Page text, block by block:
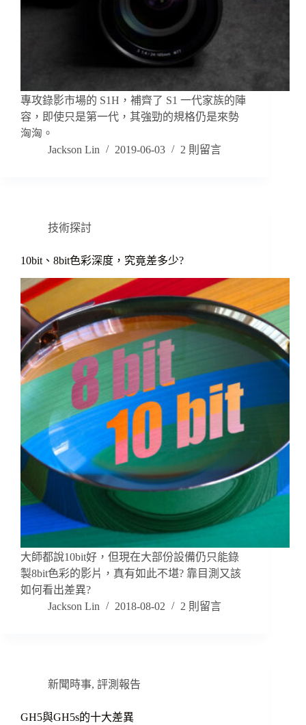
專攻錄影市場的 S1H，補齊了 S1 一代家族的陣
容，即使只是第一代，其強勁的規格仍是來勢
洶洶。
Jackson Lin
2019-06-03 2 則留言
技術探討
10bit、8bit色彩深度，究竟差多少?
大師都說10bit好，但現在大部份設備仍只能錄
製8bit色彩的影片，真有如此不堪? 靠目測又該
如何看出差異?
Jackson Lin
2018-08-02 2 則留言
新聞時事, 評測報告
GH5與GH5s的十大差異